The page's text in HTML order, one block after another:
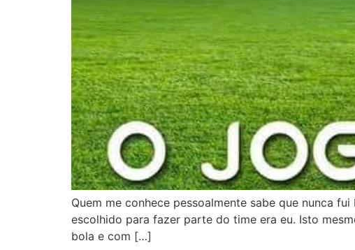
Quem me conhece pessoalmente sabe que nunca
escolhido para fazer parte do time era eu. Isto
bola e com […]